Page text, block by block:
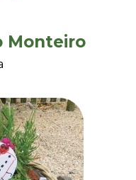
Monteiro